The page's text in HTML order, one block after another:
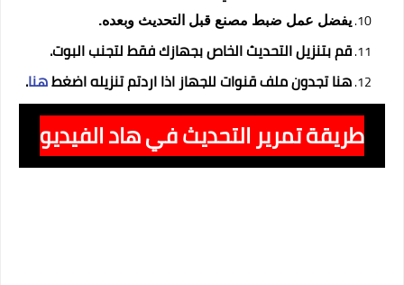
يفضل عمل ضبط مصنع قبل التحديث وبعده.
قم بتنزيل التحديث الخاص بجهازك فقط لتجنب البوت.
هنا تجدون ملف قنوات للجهاز اذا اردتم تنزيله اضغطهنا.
طريقة تمرير التحديث في هاد الفيديو